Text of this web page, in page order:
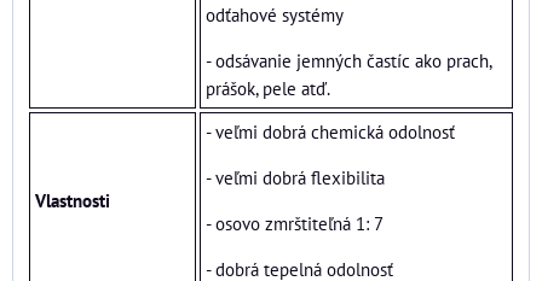
odťahové systémy
- odsávanie jemných častíc ako prach,
prášok, pele atď.
Vlastnosti
- veľmi dobrá chemická odolnosť
- veľmi dobrá flexibilita
- osovo zmrštiteľná 1: 7
- dobrá tepelná odolnosť